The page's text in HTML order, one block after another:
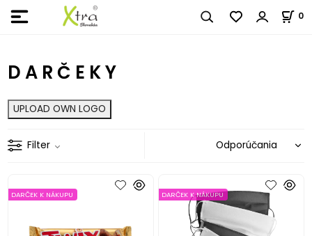
0
D A R Č E K Y
UPLOAD OWN LOGO
Filter
DARČEK K NÁKUPU DARČEK K NÁKUPU